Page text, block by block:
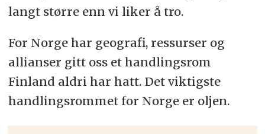
langt større enn vi liker å tro.
For Norge har geografi, ressurser og
allianser gitt oss et handlingsrom
Finland aldri har hatt. Det viktigste
handlingsrommet for Norge er oljen.